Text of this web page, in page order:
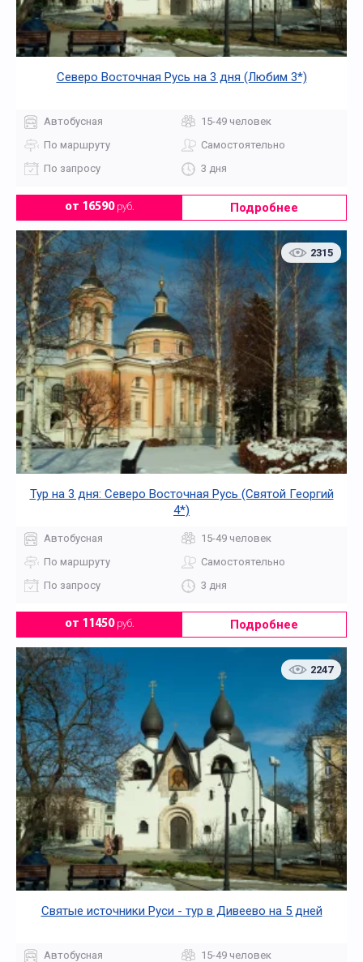
Северо Восточная Русь на 3 дня (Любим 3*)
Автобусная
15-49 человек
По маршруту
Самостоятельно
По запросу
3 дня
от 16590руб. Подробнее
2315
Тур на 3 дня: Северо Восточная Русь (Святой Георгий
4*)
Автобусная
15-49 человек
По маршруту
Самостоятельно
По запросу
3 дня
от 11450руб. Подробнее
2247
Святые источники Руси - тур в Дивеево на 5 дней
Автобусная
15-49 человек